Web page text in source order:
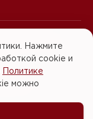
защищены.
Нажмите
cookie и
Политике
можно